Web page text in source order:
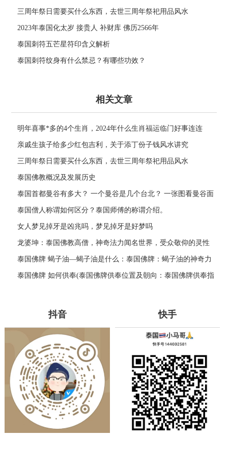
2566年
三周年祭日需要买什么东西，去世三周年祭祀用品风水
2023年泰国化太岁 接贵人 补财库 佛历2566年
泰国刺符五芒星符印含义解析
泰国刺符纹身有什么禁忌？有哪些功效？
相关文章
明年喜事*多的4个生肖，2024年什么生肖福运临门好事连连
亲戚生孩子给多少红包吉利，关于添丁份子钱风水讲究
三周年祭日需要买什么东西，去世三周年祭祀用品风水
泰国佛教概况及发展历史
泰国首都曼谷有多大？ 一个曼谷是几个台北？ 一张图看曼谷面
积与各大城市比较
泰国僧人称谓如何区分？泰国师傅的称谓介绍。
女人梦见掉牙是凶兆吗，梦见掉牙是好梦吗
龙婆坤：泰国佛教高僧，神奇法力闻名世界，受众敬仰的灵性
导师
泰国佛牌 蝎子油—蝎子油是什么：泰国佛牌：蝎子油的神奇力
量
泰国佛牌 如何供奉(泰国佛牌供奉位置及朝向：泰国佛牌供奉指
抖音 快手